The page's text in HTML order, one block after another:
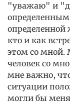
"уважаю" и
кто и как
этом со мной.
человек со
мне важно,
ситуации
могли бы